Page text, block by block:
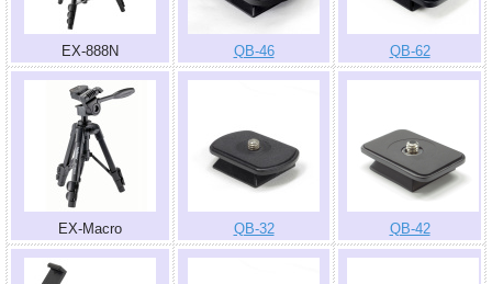
EX-888N QB-46 QB-62
EX-Macro QB-32 QB-42